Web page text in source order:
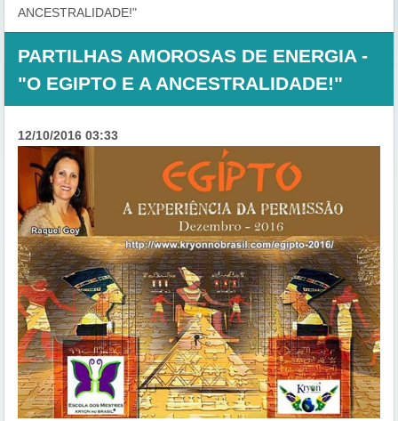
ANCESTRALIDADE!"
PARTILHAS AMOROSAS DE ENERGIA -
"O EGIPTO E A ANCESTRALIDADE!"
12/10/2016 03:33